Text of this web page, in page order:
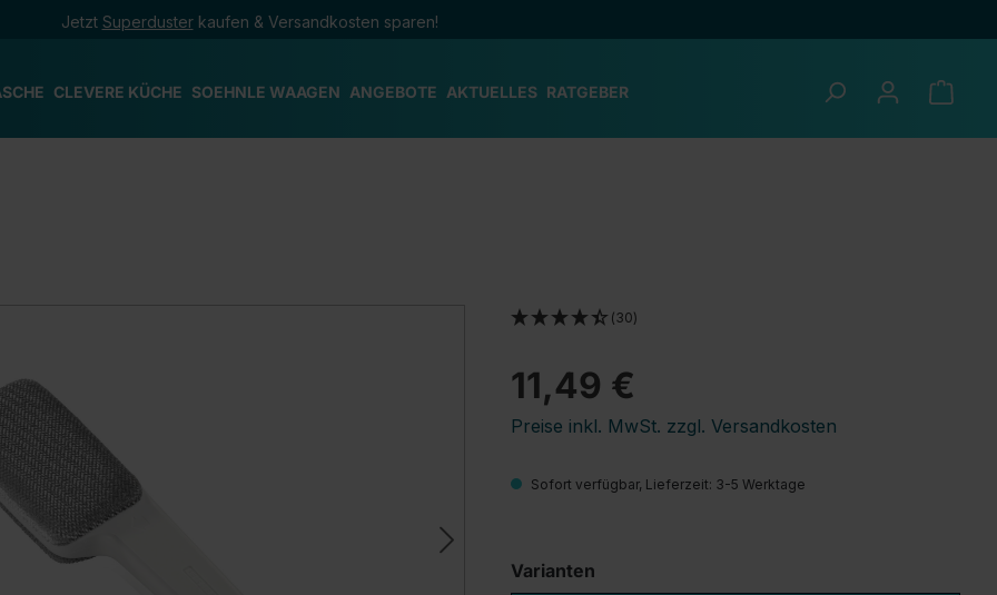
Jetzt Superdusterkaufen & Versandkosten sparen!
CLEVERE KÜCHE SOEHNLE WAAGEN ANGEBOTE AKTUELLES RATGEBER
11,49 €
Preise inkl. MwSt. zzgl. Versandkosten
(30)
Sofort verfügbar, Lieferzeit: 3-5 Werktage
Varianten